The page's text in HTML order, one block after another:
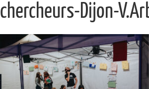
chercheurs-Dijon-